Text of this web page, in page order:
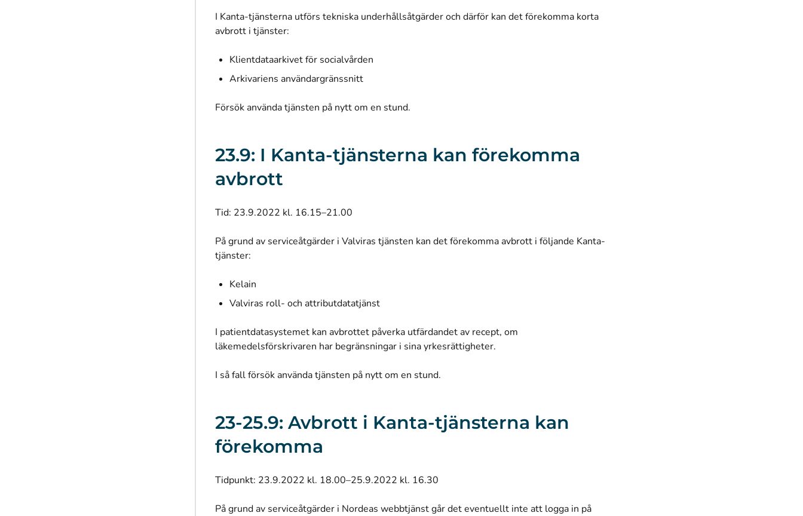
I Kanta-tjänsterna utförs tekniska underhållsåtgärder och därför kan det förekomma korta
avbrott i tjänster:
Klientdataarkivet för socialvården
Arkivariens användargränssnitt
Försök använda tjänsten på nytt om en stund.
23.9: I Kanta-tjänsterna kan förekomma
avbrott
Tid: 23.9.2022 kl. 16.15–21.00
På grund av serviceåtgärder i Valviras tjänsten kan det förekomma avbrott i följande Kanta-
tjänster:
Kelain
Valviras roll- och attributdatatjänst
I patientdatasystemet kan avbrottet påverka utfärdandet av recept, om
läkemedelsförskrivaren har begränsningar i sina yrkesrättigheter.
I så fall försök använda tjänsten på nytt om en stund.
23-25.9: Avbrott i Kanta-tjänsterna kan
förekomma
Tidpunkt: 23.9.2022 kl. 18.00–25.9.2022 kl. 16.30
På grund av serviceåtgärder i Nordeas webbtjänst går det eventuellt inte att logga in på